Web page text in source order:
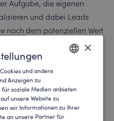
Aufgabe, die eigenen
und dabei Leads
nach dem potenziellen Wert
“Die Herausforderung
in einem zentralen
Leads und
Dealgröße zu
Sales Director
GERMAN
×
und andere
Anzeigen zu
für soziale Medien anbieten
unsere Website zu
wir Informationen zu Ihrer
an unsere Partner für